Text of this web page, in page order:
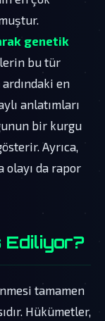
genetik
bu tür
ardındaki en
anlatımları
bir kurgu
Ayrıca,
olayı da rapor
Ediliyor?
tamamen
Hükümetler,